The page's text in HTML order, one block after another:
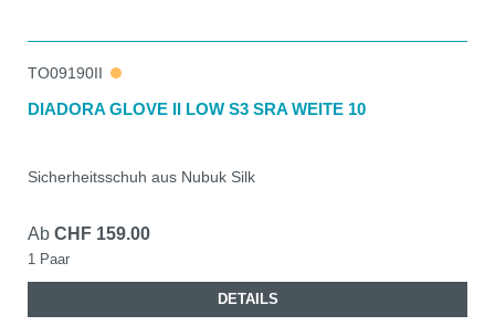
TO09190II
DIADORA GLOVE II LOW S3 SRA WEITE 10
Sicherheitsschuh aus Nubuk Silk
Ab CHF 159.00
1 Paar
DETAILS